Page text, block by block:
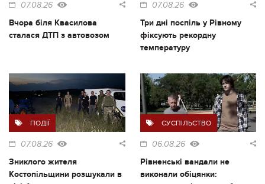
07.08.26
Вчора біля Квасилова
сталася ДТП з автовозом
07.08.26
Три дні поспіль у Рівному
фіксують рекордну
температуру
ПОДІЇ
07.08.26
Зниклого жителя
Костопільщини розшукали в
СУСПІЛЬСТВО
06.08.26
Рівненські вандали не
виконали обіцянки: